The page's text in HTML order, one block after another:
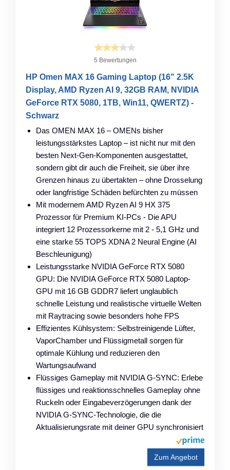
5 Bewertungen
HP Omen MAX 16 Gaming Laptop (16" 2.5K
Display, AMD Ryzen AI 9, 32GB RAM, NVIDIA
GeForce RTX 5080, 1TB, Win11, QWERTZ) -
Schwarz
Das OMEN MAX 16 – OMENs bisher
leistungsstärkstes Laptop – ist nicht nur mit den
besten Next-Gen-Komponenten ausgestattet,
sondern gibt dir auch die Freiheit, sie über ihre
Grenzen hinaus zu übertakten – ohne Drosselung
oder langfristige Schäden befürchten zu müssen
Mit modernem AMD Ryzen AI 9 HX 375
Prozessor für Premium KI-PCs - Die APU
integriert 12 Prozessorkerne mit 2 - 5,1 GHz und
eine starke 55 TOPS XDNA 2 Neural Engine (AI
Beschleunigung)
Leistungsstarke NVIDIA GeForce RTX 5080
GPU: Die NVIDIA GeForce RTX 5080 Laptop-
GPU mit 16 GB GDDR7 liefert unglaublich
schnelle Leistung und realistische virtuelle Welten
mit Raytracing sowie besonders hohe FPS
Effizientes Kühlsystem: Selbstreinigende Lüfter,
VaporChamber und Flüssigmetall sorgen für
optimale Kühlung und reduzieren den
Wartungsaufwand
Flüssiges Gameplay mit NVIDIA G-SYNC: Erlebe
flüssiges und reaktionsschnelles Gameplay ohne
Ruckeln oder Eingabeverzögerungen dank der
NVIDIA G-SYNC-Technologie, die die
Aktualisierungsrate mit deiner GPU synchronisiert
Zum Angebot